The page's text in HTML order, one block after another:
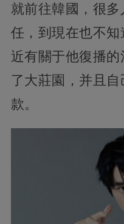
就前往韓國，很
任，到現在也不
近有關于他復播
了大莊園，并且
款。